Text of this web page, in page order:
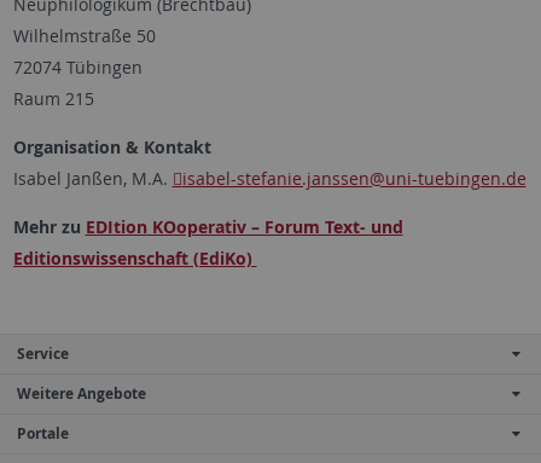
Wilhelmstraße 50
72074 Tübingen
Raum 215
Organisation & Kontakt
Isabel Janßen, M.A.
isabel-stefanie.janssen@uni-tuebingen.de
Mehr zu EDItion KOoperativ – Forum Text- und
Editionswissenschaft (EdiKo)
Service
Weitere Angebote
Portale